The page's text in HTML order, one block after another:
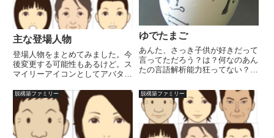
主な登場人物
登場人物をまとめてみました。今
後変更する可能性もあるけど。ス
マイリーアイコンとしてアバター
携帯で見られるのかどうか･･･確
認してくれると嬉しいです。
（2020年wordpress化によって変
更）品川隆三36歳 ...
ゆでたまご
あんた、さっき子供が好きだって
言ってただろう？は？何なのあん
たの言語解析能力狂ってない？言
いて言うなら何で自分の子じゃな
い子供を面倒見てるんだってこと
くらいで、別にそれだって大して
興味はないけど、言っちゃあ悪
い...
脱構築ファミリー 脱構築ファミリー